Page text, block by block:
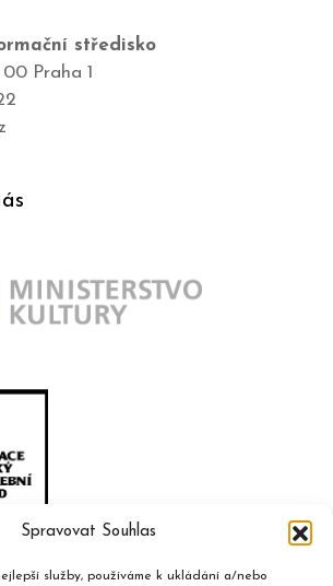
Spravovat Souhlas
služby, používáme k ukládání a/nebo
středisko
00 Praha 1